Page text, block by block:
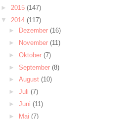
► 2015 (147)
▼ 2014 (117)
►
Dezember (16)
►
November (11)
► Oktober (7)
► September (8)
► August (10)
► Juli (7)
► Juni (11)
► Mai (7)